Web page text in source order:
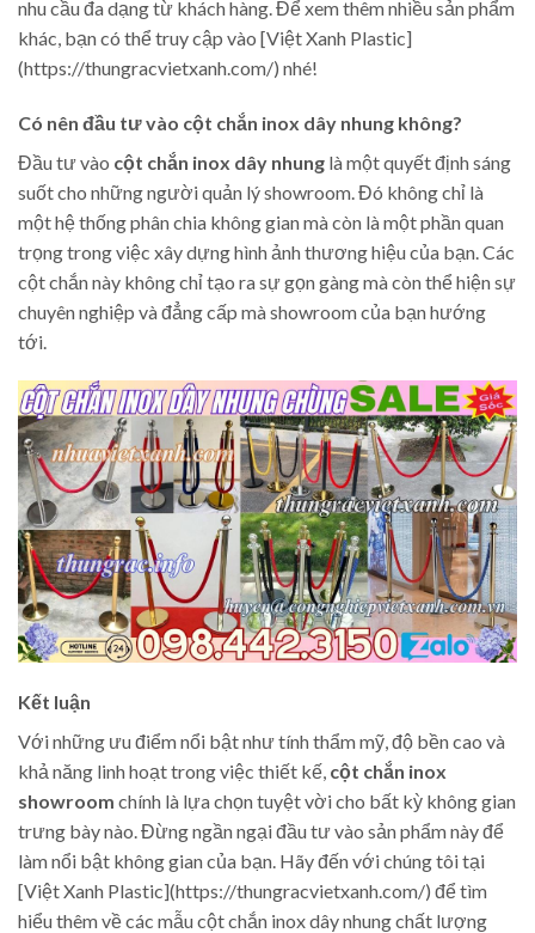
nhu cầu đa dạng từ khách hàng. Để xem thêm nhiều sản phẩm
khác, bạn có thể truy cập vào [Việt Xanh Plastic]
(https://thungracvietxanh.com/) nhé!
Có nên đầu tư vào cột chắn inox dây nhung không?
Đầu tư vào cột chắn inox dây nhung là một quyết định sáng
suốt cho những người quản lý showroom. Đó không chỉ là
một hệ thống phân chia không gian mà còn là một phần quan
trọng trong việc xây dựng hình ảnh thương hiệu của bạn. Các
cột chắn này không chỉ tạo ra sự gọn gàng mà còn thể hiện sự
chuyên nghiệp và đẳng cấp mà showroom của bạn hướng
tới.
Kết luận
Với những ưu điểm nổi bật như tính thẩm mỹ, độ bền cao và
khả năng linh hoạt trong việc thiết kế, cột chắn inox
showroom chính là lựa chọn tuyệt vời cho bất kỳ không gian
trưng bày nào. Đừng ngần ngại đầu tư vào sản phẩm này để
làm nổi bật không gian của bạn. Hãy đến với chúng tôi tại
[Việt Xanh Plastic](https://thungracvietxanh.com/) để tìm
hiểu thêm về các mẫu cột chắn inox dây nhung chất lượng